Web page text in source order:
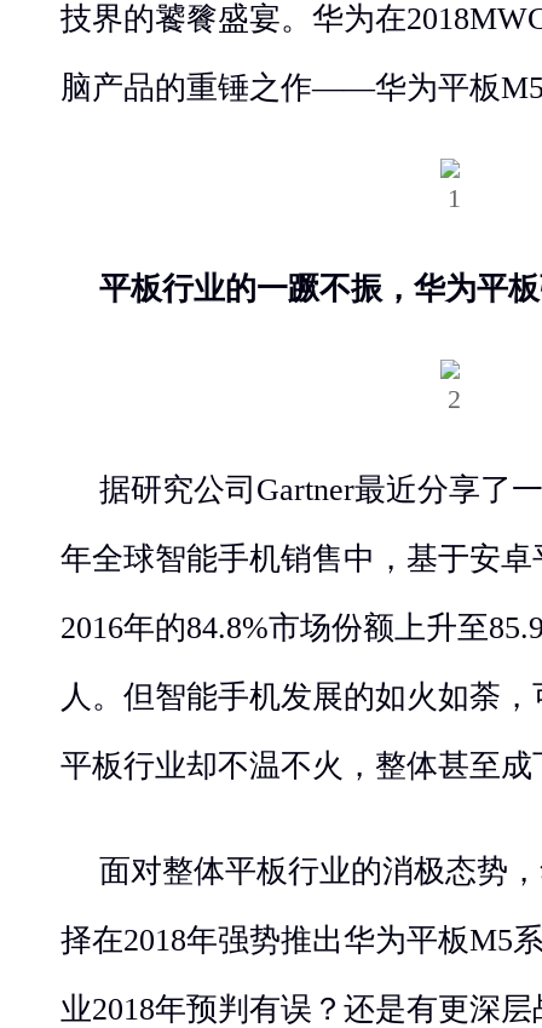
技界的饕餮盛宴。华为在
脑产品的重锤之作——华为平板
平板行业的一蹶不振，华为平
据研究公司Gartner最近分享了
年全球智能手机销售中，基于安
2016年的84.8%市场份额上升至
人。但智能手机发展的如火如荼
平板行业却不温不火，整体甚至
面对整体平板行业的消极态势
择在2018年强势推出华为平板M5
业2018年预判有误？还是有更深